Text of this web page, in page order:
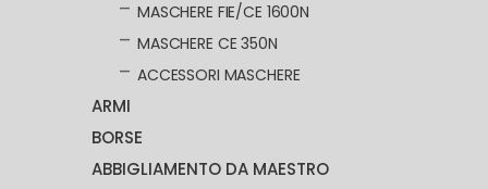
MASCHERE FIE/CE 1600N
MASCHERE CE 350N
ACCESSORI MASCHERE
ARMI
BORSE
ABBIGLIAMENTO DA MAESTRO